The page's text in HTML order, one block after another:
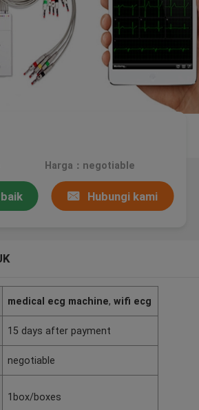
Harga：negotiable
Hubungi kami
medical ecg machine,wifi ecg
15 days after payment
negotiable
1box/boxes